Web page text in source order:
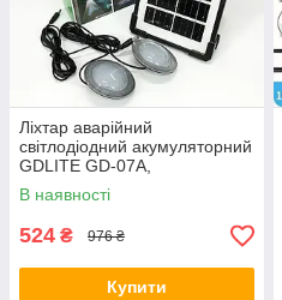
Ліхтар аварійний
світлодіодний акумуляторний
GDLITE GD-07А,
Портативний ліхтар-зарядка
для кемпінгу ET-66
В наявності
524 ₴ 976 ₴
Купити